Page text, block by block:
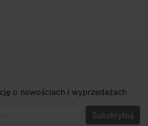
o nowościach i wyprzedażach